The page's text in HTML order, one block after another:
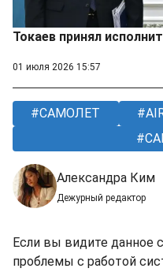
Токаев принял
01 июля 2026 15:57
САМОЛЕТ
Александра Ким
Дежурный редактор
Если вы видите данное
проблемы с работой